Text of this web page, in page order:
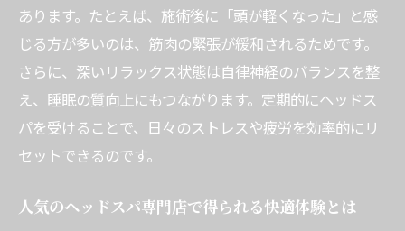
ヘッドスパの癒し効果を最大化するポイン
ト
理想のヘッドスパを選ぶコツと注意点
ヘッドスパ選びで快適さを重視する際のポ
イント
人気ヘッドスパ専門店の選び方と快適体験
あります。たとえば、施術後に「頭が軽くなった」と感
じる方が多いのは、筋肉の緊張が緩和されるためです。
さらに、深いリラックス状態は自律神経のバランスを整
え、睡眠の質向上にもつながります。定期的にヘッドス
パを受けることで、日々のストレスや疲労を効率的にリ
セットできるのです。
人気のヘッドスパ専門店で得られる快適体験とは